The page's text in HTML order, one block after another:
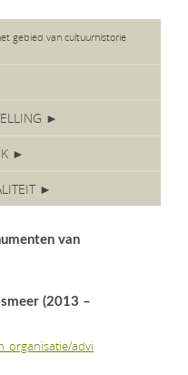
gebied van cultuurhistorie
►
►
►
van
(2013 –
advi